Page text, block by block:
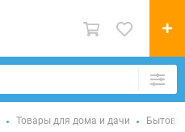
Товары для дома и дачи